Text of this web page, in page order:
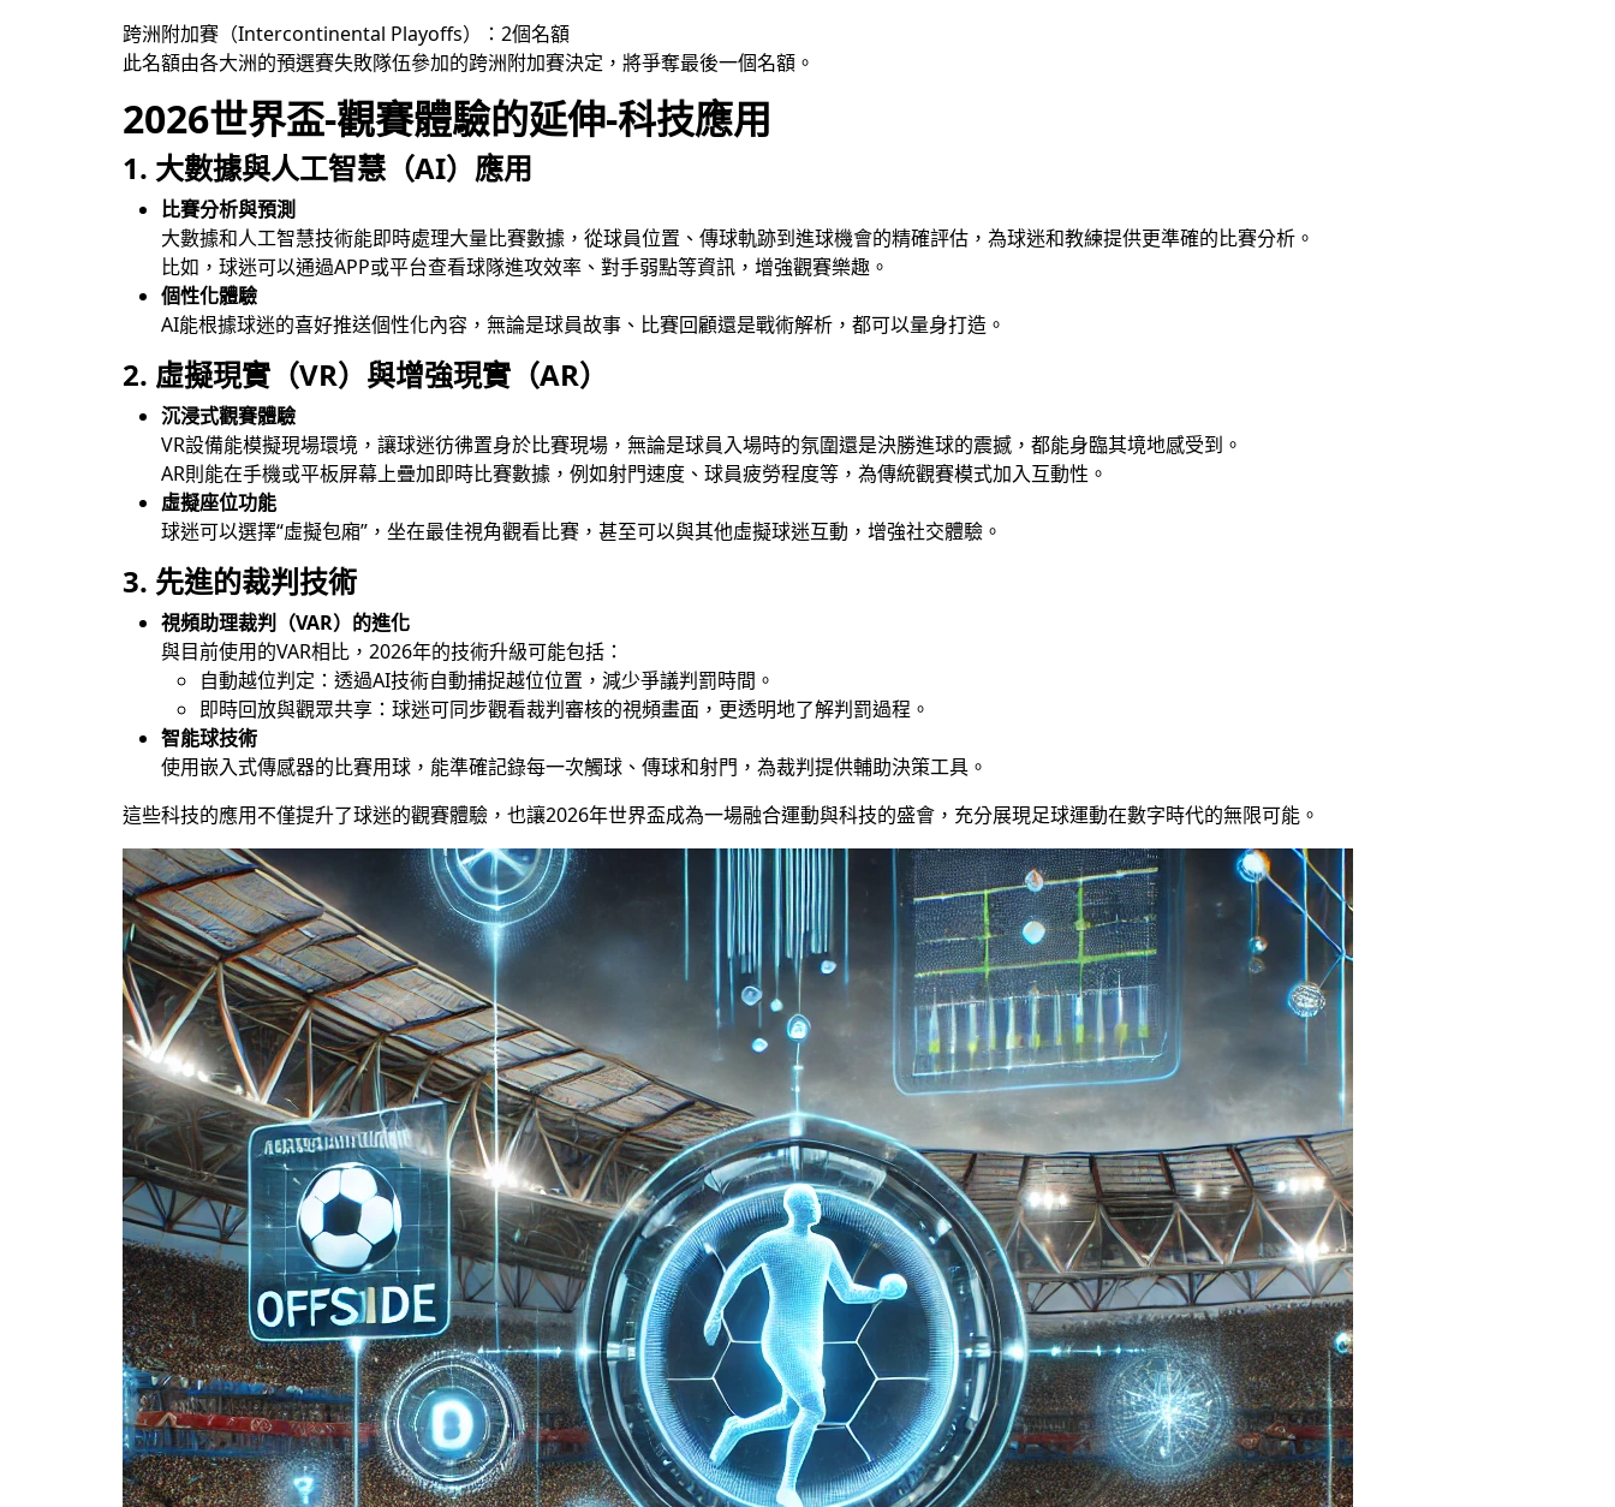
跨洲附加賽（Intercontinental Playoffs）：2個名額
此名額由各大洲的預選賽失敗隊伍參加的跨洲附加賽決定，將爭奪最後一個名額。
2026世界盃-觀賽體驗的延伸-科技應用
1. 大數據與人工智慧（AI）應用
比賽分析與預測
大數據和人工智慧技術能即時處理大量比賽數據，從球員位置、傳球軌跡到進球機會的精確評估，為球迷和教練提供更準確的比賽分析。
比如，球迷可以通過APP或平台查看球隊進攻效率、對手弱點等資訊，增強觀賽樂趣。
個性化體驗
AI能根據球迷的喜好推送個性化內容，無論是球員故事、比賽回顧還是戰術解析，都可以量身打造。
2. 虛擬現實（VR）與增強現實（AR）
沉浸式觀賽體驗
VR設備能模擬現場環境，讓球迷彷彿置身於比賽現場，無論是球員入場時的氛圍還是決勝進球的震撼，都能身臨其境地感受到。
AR則能在手機或平板屏幕上疊加即時比賽數據，例如射門速度、球員疲勞程度等，為傳統觀賽模式加入互動性。
虛擬座位功能
球迷可以選擇“虛擬包廂”，坐在最佳視角觀看比賽，甚至可以與其他虛擬球迷互動，增強社交體驗。
3. 先進的裁判技術
視頻助理裁判（VAR）的進化
與目前使用的VAR相比，2026年的技術升級可能包括：
自動越位判定：透過AI技術自動捕捉越位位置，減少爭議判罰時間。
即時回放與觀眾共享：球迷可同步觀看裁判審核的視頻畫面，更透明地了解判罰過程。
智能球技術
使用嵌入式傳感器的比賽用球，能準確記錄每一次觸球、傳球和射門，為裁判提供輔助決策工具。
這些科技的應用不僅提升了球迷的觀賽體驗，也讓2026年世界盃成為一場融合運動與科技的盛會，充分展現足球運動在數字時代的無限可能。